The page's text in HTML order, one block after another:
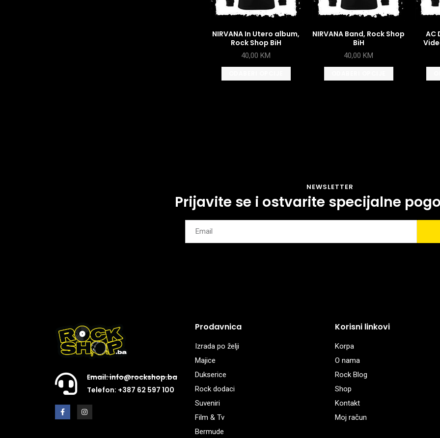
NIRVANA In Utero album,
Rock Shop BiH
40,00KM
NIRVANA Band, Rock Shop
BiH
40,00KM
AC
NEWSLETTER
Prijavite se i ostvarite specijalne
Email: info@rockshop.ba
Telefon: +387 62 597 100
Prodavnica
Izrada po želji
Majice
Dukserice
Rock dodaci
Suveniri
Film & Tv
Bermude
Korisni linkovi
Korpa
O nama
Rock Blog
Shop
Kontakt
Moj račun